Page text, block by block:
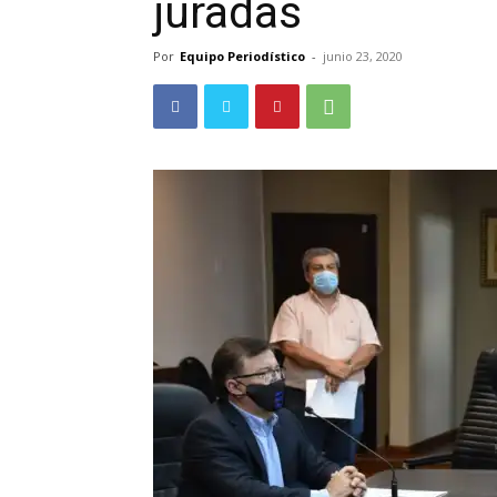
juradas
Por Equipo Periodístico - junio 23, 2020